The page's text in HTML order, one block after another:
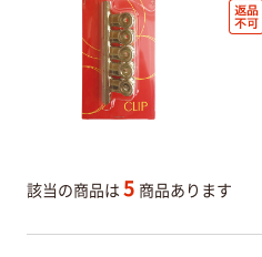
該当の商品は 5 商品あります